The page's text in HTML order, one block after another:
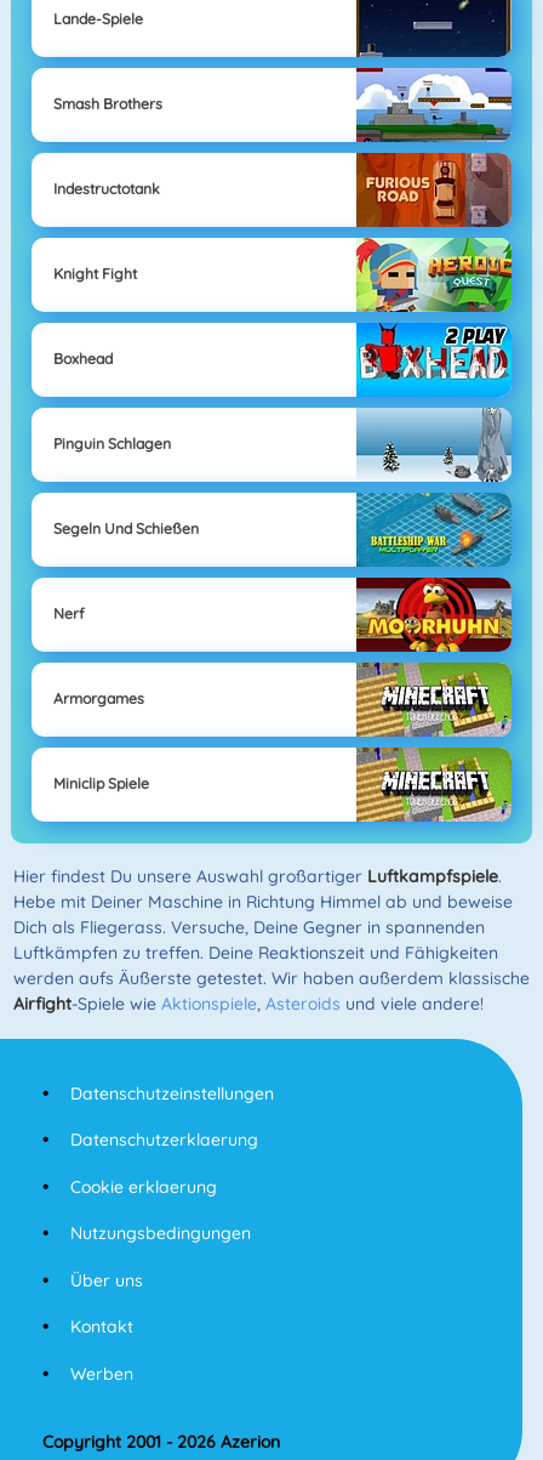
Lande-Spiele
Smash Brothers
Indestructotank
Knight Fight
Boxhead
Pinguin Schlagen
Segeln Und Schießen
Nerf
Armorgames
Miniclip Spiele
Hier findest Du unsere Auswahl großartiger Luftkampfspiele.
Hebe mit Deiner Maschine in Richtung Himmel ab und beweise
Dich als Fliegerass. Versuche, Deine Gegner in spannenden
Luftkämpfen zu treffen. Deine Reaktionszeit und Fähigkeiten
werden aufs Äußerste getestet. Wir haben außerdem klassische
Airfight-Spiele wie Aktionspiele, Asteroids und viele andere!
Datenschutzeinstellungen
Datenschutzerklaerung
Cookie erklaerung
Nutzungsbedingungen
Über uns
Kontakt
Werben
Copyright 2001 - 2026 Azerion